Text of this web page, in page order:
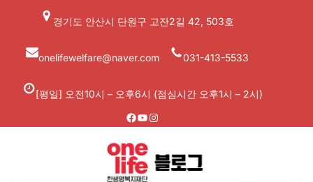
가
경기도 안산시 단원구 고잔2길 42, 503호
onelifewelfare@naver.com 031-413-5533
[평일] 오전10시 – 오후6시 (점심시간 오후1시 – 2시)
Facebook
YouTube
Instagram